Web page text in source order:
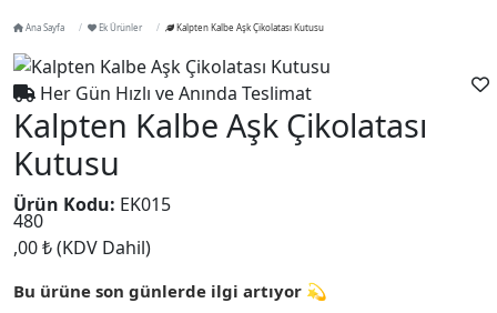
Ana Sayfa Ek Ürünler Kalpten Kalbe Aşk Çikolatası Kutusu
Her Gün Hızlı ve Anında Teslimat
Kalpten Kalbe Aşk Çikolatası
Kutusu
Ürün Kodu: EK015
480
,00 ₺(KDV Dahil)
Bu ürüne son günlerde ilgi artıyor 💫